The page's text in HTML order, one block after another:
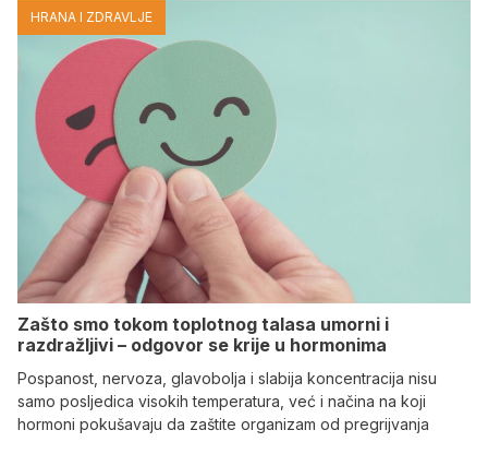
HRANA I ZDRAVLJE
Zašto smo tokom toplotnog talasa umorni i
razdražljivi – odgovor se krije u hormonima
Pospanost, nervoza, glavobolja i slabija koncentracija nisu
samo posljedica visokih temperatura, već i načina na koji
hormoni pokušavaju da zaštite organizam od pregrijvanja